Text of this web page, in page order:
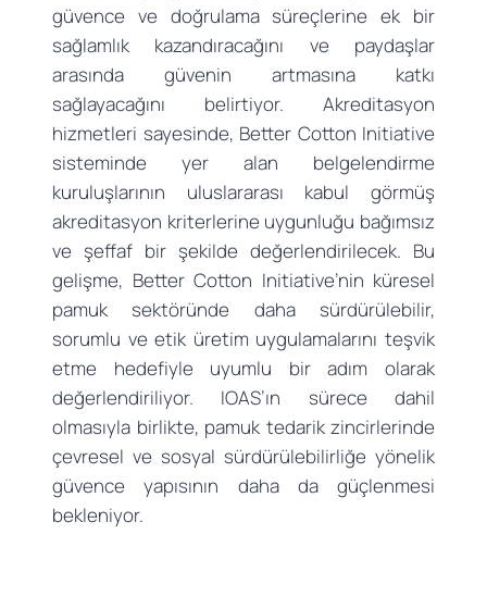
güvence ve doğrulama süreçlerine ek bir
sağlamlık kazandıracağını ve paydaşlar
arasında güvenin artmasına katkı
sağlayacağını belirtiyor. Akreditasyon
hizmetleri sayesinde, Better Cotton Initiative
sisteminde yer alan belgelendirme
kuruluşlarının uluslararası kabul görmüş
akreditasyon kriterlerine uygunluğu bağımsız
ve şeffaf bir şekilde değerlendirilecek. Bu
gelişme, Better Cotton Initiative’nin küresel
pamuk sektöründe daha sürdürülebilir,
sorumlu ve etik üretim uygulamalarını teşvik
etme hedefiyle uyumlu bir adım olarak
değerlendiriliyor. IOAS’ın sürece dahil
olmasıyla birlikte, pamuk tedarik zincirlerinde
çevresel ve sosyal sürdürülebilirliğe yönelik
güvence yapısının daha da güçlenmesi
bekleniyor.